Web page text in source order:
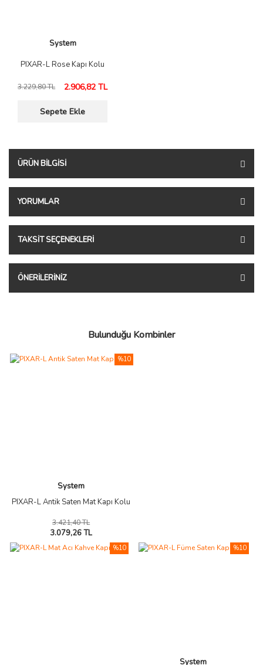
System
PIXAR-L Rose Kapı Kolu
3.229,80 TL 2.906,82 TL
Sepete Ekle
ÜRÜN BILGISI
YORUMLAR
TAKSIT SEÇENEKLERI
ÖNERILERINIZ
Bulunduğu Kombinler
System
PIXAR-L Antik Saten Mat Kapı Kolu
3.421,40 TL
3.079,26 TL
%10
%10
System
%10